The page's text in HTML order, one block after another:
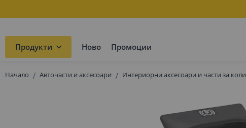
Продукти Ново Промоции
Начало Авточасти и аксесоари Интериорни аксесоари и части за коли